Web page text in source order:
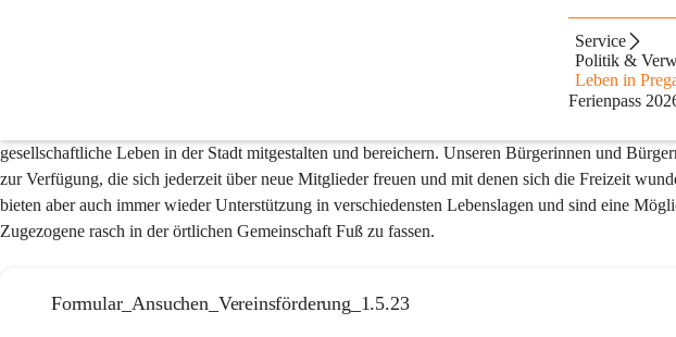
Service
Politik &
Leben in
Ferienpass
gesellschaftliche Leben in der Stadt mitgestalten und bereichern. Unseren Bürgerinnen und
zur Verfügung, die sich jederzeit über neue Mitglieder freuen und mit denen sich die Freizeit
bieten aber auch immer wieder Unterstützung in verschiedensten Lebenslagen und sind eine
Zugezogene rasch in der örtlichen Gemeinschaft Fuß zu fassen.
Formular_Ansuchen_Vereinsförderung_1.5.23